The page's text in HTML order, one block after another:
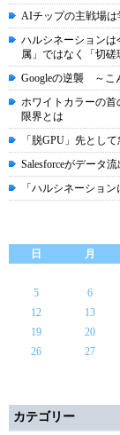
AIチップの主戦場
ハルシネーション
属」ではなく「切磋
Googleの逆襲 ～こ
ホワイトカラーの
限界とは
「脱GPU」先とし
Salesforceがデータ
「ハルシネーショ
日
月
5
6
12
13
19
20
26
27
カテゴリー